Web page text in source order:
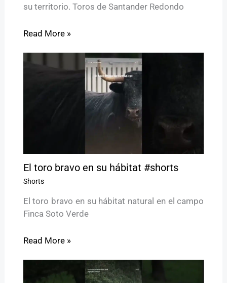
su territorio. Toros de Santander Redondo
Read More »
El toro bravo en su hábitat #shorts
Shorts
El toro bravo en su hábitat natural en el campo
Finca Soto Verde
Read More »